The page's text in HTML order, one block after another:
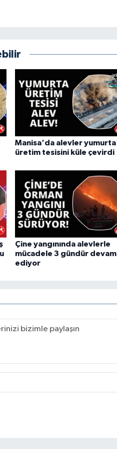
Manisa'da alevler yumurta
üretim tesisini küle çevirdi
Çine yangınında alevlerle
mücadele 3 gündür devam
ediyor